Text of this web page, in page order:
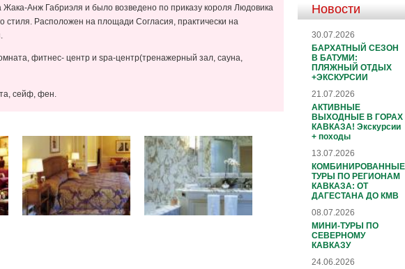
Анж Габриэля и было возведено по приказу короля Людовика
стиля. Расположен на площади Согласия, практически на
фитнес- центр и spa-центр(тренажерный зал, сауна,
сейф, фен.
Новости
30.07.2026
БАРХАТНЫЙ СЕЗОН
В БАТУМИ:
ПЛЯЖНЫЙ ОТДЫХ
+ЭКСКУРСИИ
21.07.2026
АКТИВНЫЕ
ВЫХОДНЫЕ В ГОРАХ
КАВКАЗА! Экскурсии
+ походы
13.07.2026
КОМБИНИРОВАННЫЕ
ТУРЫ ПО РЕГИОНАМ
КАВКАЗА: ОТ
ДАГЕСТАНА ДО КМВ
08.07.2026
МИНИ-ТУРЫ ПО
СЕВЕРНОМУ
КАВКАЗУ
24.06.2026